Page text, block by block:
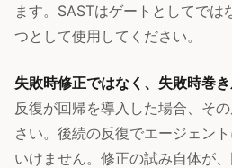
ます。SASTはゲートとしてでは
つとして使用してください。
失敗時修正ではなく、失敗時巻き
反復が回帰を導入した場合、そ
さい。後続の反復でエージェン
いけません。修正の試み自体が